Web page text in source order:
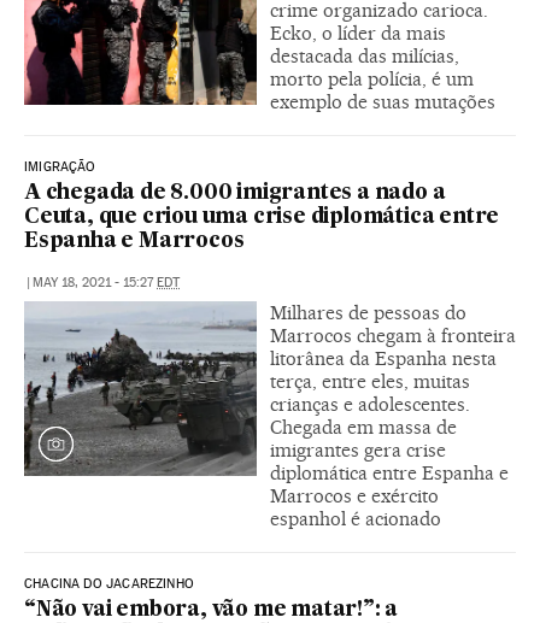
crime organizado carioca.
Ecko, o líder da mais
destacada das milícias,
morto pela polícia, é um
exemplo de suas mutações
IMIGRAÇÃO
A chegada de 8.000 imigrantes a nado a
Ceuta, que criou uma crise diplomática entre
Espanha e Marrocos
MAY 18, 2021 - 15:27 EDT
Milhares de pessoas do
Marrocos chegam à fronteira
litorânea da Espanha nesta
terça, entre eles, muitas
crianças e adolescentes.
Chegada em massa de
imigrantes gera crise
diplomática entre Espanha e
Marrocos e exército
espanhol é acionado
CHACINA DO JACAREZINHO
“Não vai embora, vão me matar!”: a